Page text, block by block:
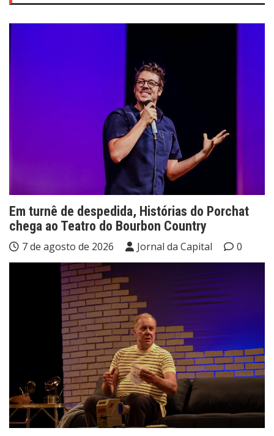
Em turnê de despedida, Histórias do Porchat
chega ao Teatro do Bourbon Country
7 de agosto de 2026 Jornal da Capital 0